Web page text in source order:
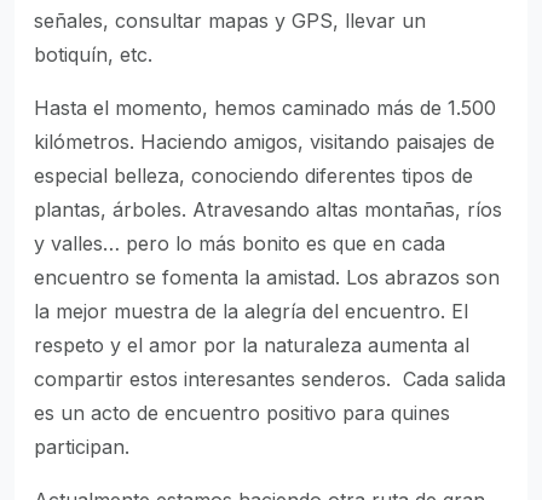
señales, consultar mapas y GPS, llevar un
botiquín, etc.
Hasta el momento, hemos caminado más de 1.500
kilómetros. Haciendo amigos, visitando paisajes de
especial belleza, conociendo diferentes tipos de
plantas, árboles. Atravesando altas montañas, ríos
y valles… pero lo más bonito es que en cada
encuentro se fomenta la amistad. Los abrazos son
la mejor muestra de la alegría del encuentro. El
respeto y el amor por la naturaleza aumenta al
compartir estos interesantes senderos. Cada salida
es un acto de encuentro positivo para quines
participan.